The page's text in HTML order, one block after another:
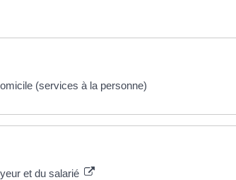
(services à la personne)
et du salarié